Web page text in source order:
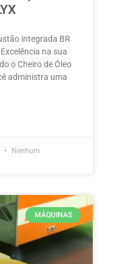
integrada BR
na sua
o Cheiro de Óleo
administra uma
Nenhum
MÁQUINAS